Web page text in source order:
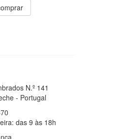
N.º 141
- Portugal
das 9 às 18h